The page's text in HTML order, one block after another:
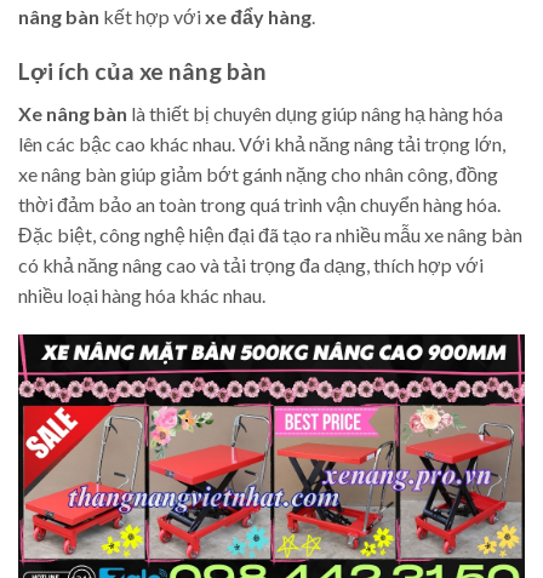
nâng bàn kết hợp vớixe đẩy hàng.
Lợi ích của xe nâng bàn
Xe nâng bàn là thiết bị chuyên dụng giúp nâng hạ hàng hóa
lên các bậc cao khác nhau. Với khả năng nâng tải trọng lớn,
xe nâng bàn giúp giảm bớt gánh nặng cho nhân công, đồng
thời đảm bảo an toàn trong quá trình vận chuyển hàng hóa.
Đặc biệt, công nghệ hiện đại đã tạo ra nhiều mẫu xe nâng bàn
có khả năng nâng cao và tải trọng đa dạng, thích hợp với
nhiều loại hàng hóa khác nhau.